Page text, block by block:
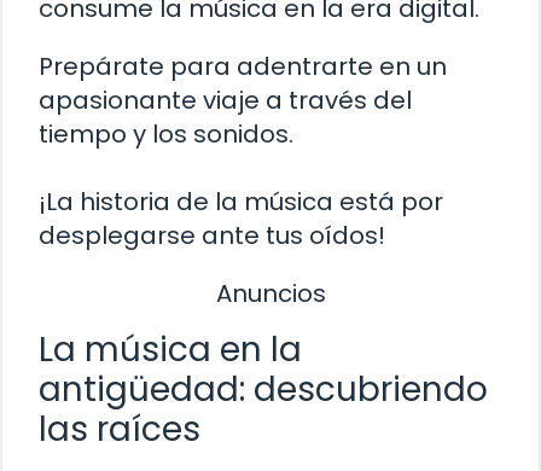
consume la música en la era digital.
Prepárate para adentrarte en un
apasionante viaje a través del
tiempo y los sonidos.
¡La historia de la música está por
desplegarse ante tus oídos!
Anuncios
La música en la
antigüedad: descubriendo
las raíces